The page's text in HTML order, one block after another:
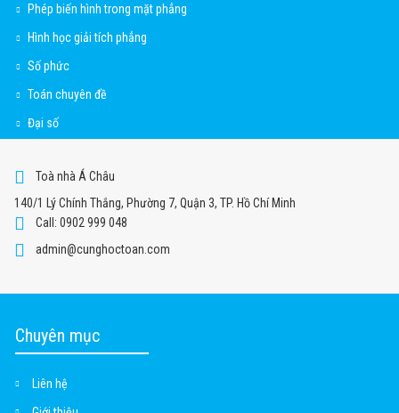
Phép biến hình trong mặt phẳng
Hình học giải tích phẳng
Số phức
Toán chuyên đề
Đại số
Toà nhà Á Châu
140/1 Lý Chính Thắng, Phường 7, Quận 3, TP. Hồ Chí Minh
Call: 0902 999 048
admin@cunghoctoan.com
Chuyên mục
Liên hệ